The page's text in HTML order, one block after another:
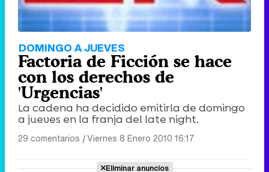
DOMINGO A JUEVES
Factoria de Ficción se hace
con los derechos de
'Urgencias'
La cadena ha decidido emitirla de domingo
a jueves en la franja del late night.
29 comentarios |Viernes 8 Enero 2010 16:17
Eliminar anuncios